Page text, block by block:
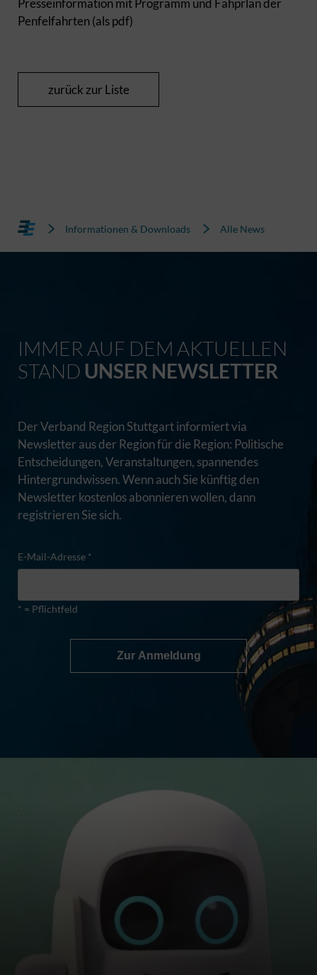
Presseinformation mit Programm und Fahprlan der
Penfelfahrten (als pdf)
zurück zur Liste
Informationen & Downloads Alle News
IMMER AUF DEM AKTUELLEN
STAND UNSER NEWSLETTER
Der Verband Region Stuttgart informiert via
Newsletter aus der Region für die Region: Politische
Entscheidungen, Veranstaltungen, spannendes
Hintergrundwissen. Wenn auch Sie künftig den
Newsletter kostenlos abonnieren wollen, dann
registrieren Sie sich.
E-Mail-Adresse *
* = Pflichtfeld
Zur Anmeldung